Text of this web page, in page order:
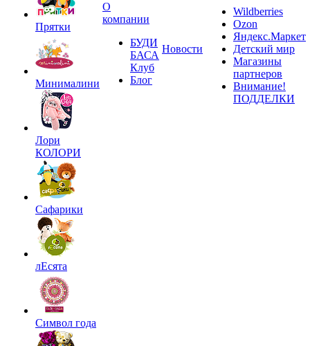
Прятки
Минималини
Лори
КОЛОРИ
Сафарики
лЕсята
Символ года
О
компании
БУДИ
БАСА
Клуб
Блог
Новости
Wildberries
Ozon
Яндекс.Маркет
Детский мир
Магазины
партнеров
Внимание!
ПОДДЕЛКИ